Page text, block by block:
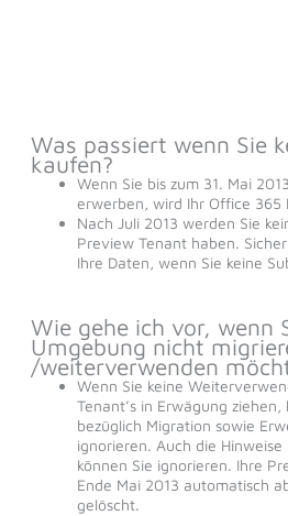
Was passiert wenn Sie
kaufen?
Wenn Sie bis zum 31. Mai
erwerben, wird Ihr Office
Nach Juli 2013 werden Sie
Preview Tenant haben.
Ihre Daten, wenn Sie keine
Wie gehe ich vor, wenn
Umgebung nicht
/weiterverwenden
Wenn Sie keine
Tenant’s in Erwägung
bezüglich Migration sowie
ignorieren. Auch die
können Sie ignorieren. Ihre
Ende Mai 2013 automatisch
gelöscht.